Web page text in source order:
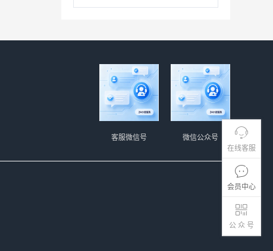
在线客服
会员中心
公 众 号
微信公众号
客服微信号